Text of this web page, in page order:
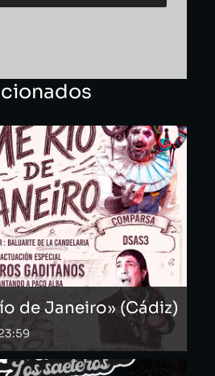
de Janeiro» (Cádiz)